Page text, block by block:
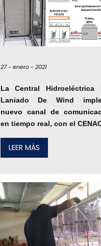
27 - enero - 2021
La Central Hidroeléctrica
Laniado De Wind
nuevo canal de
en tiempo real, con el
LEER MÁS